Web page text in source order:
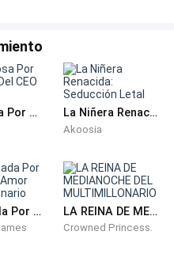
de hombre, así le
página de
que lo encontré o
a las fotos y veo que
Bingo.
nombre es Rogelio
hace 10 años, le
La Esposa Por Contrato Del CEO En Coma La Niñera Renacida: Seducción Letal
Akoosia
Reclamada Por Mi Primer Amor Multimillionario LA REINA DE MEDIANOCHE DEL MULTIMILLONARIO
Crowned Princess.